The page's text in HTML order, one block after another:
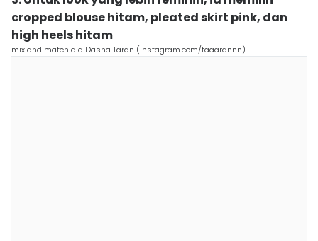
cropped blouse hitam, pleated skirt pink, dan
high heels hitam
mix and match ala Dasha Taran (instagram.com/taaarannn)